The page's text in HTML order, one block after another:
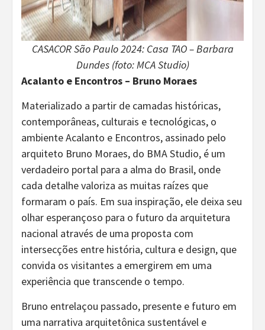
CASACOR São Paulo 2024: Casa TAO – Barbara
Dundes (foto: MCA Studio)
Acalanto e Encontros – Bruno Moraes
Materializado a partir de camadas históricas,
contemporâneas, culturais e tecnológicas, o
ambiente Acalanto e Encontros, assinado pelo
arquiteto Bruno Moraes, do BMA Studio, é um
verdadeiro portal para a alma do Brasil, onde
cada detalhe valoriza as muitas raízes que
formaram o país. Em sua inspiração, ele deixa seu
olhar esperançoso para o futuro da arquitetura
nacional através de uma proposta com
intersecções entre história, cultura e design, que
convida os visitantes a emergirem em uma
experiência que transcende o tempo.
Bruno entrelaçou passado, presente e futuro em
uma narrativa arquitetônica sustentável e